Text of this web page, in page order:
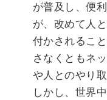
が普及し、便
が、改めて人
付かされるこ
さなくともネ
や人とのやり
しかし、世界